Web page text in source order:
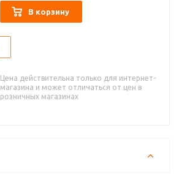
В корзину
Цена действительна только для интернет-
магазина и может отличаться от цен в
розничных магазинах